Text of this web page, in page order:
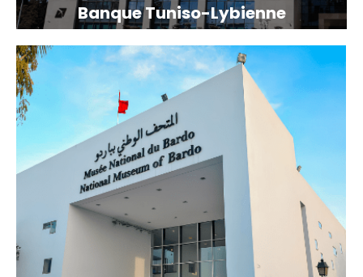
Banque Tuniso-Lybienne